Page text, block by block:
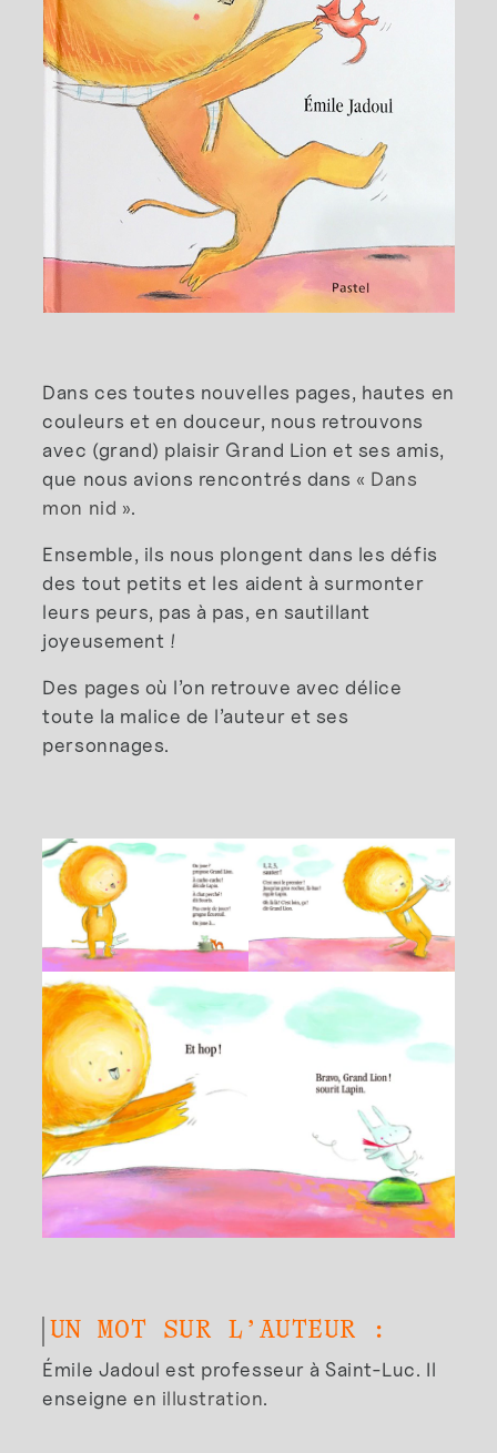
Dans ces toutes nouvelles pages, hautes en
couleurs et en douceur, nous retrouvons
avec (grand) plaisir Grand Lion et ses amis,
que nous avions rencontrés dans « Dans
mon nid ».
Ensemble, ils nous plongent dans les défis
des tout petits et les aident à surmonter
leurs peurs, pas à pas, en sautillant
joyeusement !
Des pages où l’on retrouve avec délice
toute la malice de l’auteur et ses
personnages.
UN MOT SUR L’AUTEUR :
Émile Jadoul est professeur à Saint-Luc. Il
enseigne en illustration.